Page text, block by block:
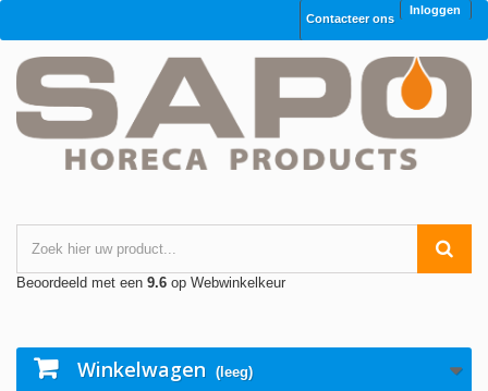
Inloggen
Contacteer ons
Beoordeeld met een 9.6 op Webwinkelkeur
Winkelwagen (leeg)